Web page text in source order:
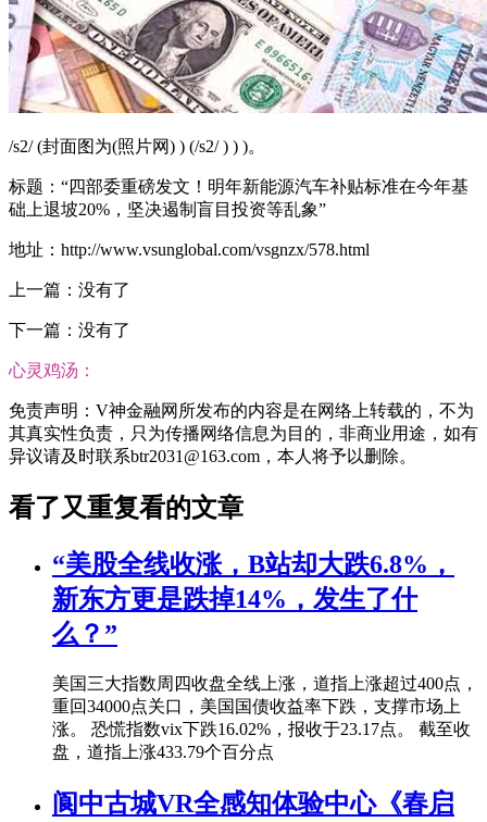
/s2/ (封面图为(照片网) ) (/s2/ ) ) )。
标题：“四部委重磅发文！明年新能源汽车补贴标准在今年基
础上退坡20%，坚决遏制盲目投资等乱象”
地址：http://www.vsunglobal.com/vsgnzx/578.html
上一篇：没有了
下一篇：没有了
心灵鸡汤：
免责声明：V神金融网所发布的内容是在网络上转载的，不为
其真实性负责，只为传播网络信息为目的，非商业用途，如有
异议请及时联系btr2031@163.com，本人将予以删除。
看了又重复看的文章
“美股全线收涨，B站却大跌6.8%，
新东方更是跌掉14%，发生了什
么？”
美国三大指数周四收盘全线上涨，道指上涨超过400点，
重回34000点关口，美国国债收益率下跌，支撑市场上
涨。 恐慌指数vix下跌16.02%，报收于23.17点。 截至收
盘，道指上涨433.79个百分点
阆中古城VR全感知体验中心《春启